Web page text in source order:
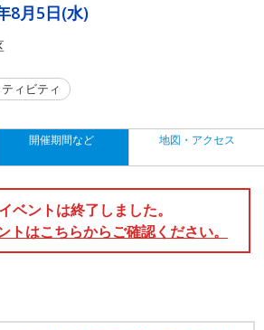
8月5日(水)
ィビティ
開催期間など 地図・アクセス
ベントは終了しました。
トはこちらからご確認ください。